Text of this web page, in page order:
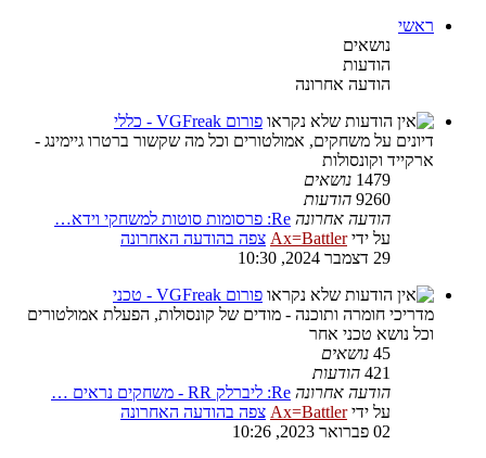
ראשי
נושאים
הודעות
הודעה אחרונה
פורום VGFreak - כללי
דיונים על משחקים, אמולטורים וכל מה שקשור ברטרו גיימינג -
ארקייד וקונסולות
1479 נושאים
9260 הודעות
הודעה אחרונה Re: פרסומות סוטות למשחקי וידא…
על ידיAx=Battler צפה בהודעה האחרונה
29 דצמבר 2024, 10:30
פורום VGFreak - טכני
מדריכי חומרה ותוכנה - מודים של קונסולות, הפעלת אמולטורים
וכל נושא טכני אחר
45 נושאים
421 הודעות
הודעה אחרונה Re: ליברלק RR - משחקים נראים …
על ידיAx=Battler צפה בהודעה האחרונה
02 פברואר 2023, 10:26